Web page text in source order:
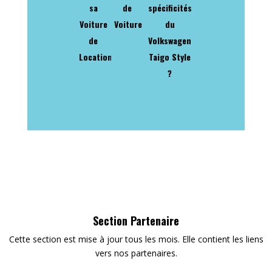
sa
Voiture
de
Location
de
Voiture
spécificités
du
Volkswagen
Taigo Style
?
Section Partenaire
Cette section est mise à jour tous les mois. Elle contient les liens
vers nos partenaires.